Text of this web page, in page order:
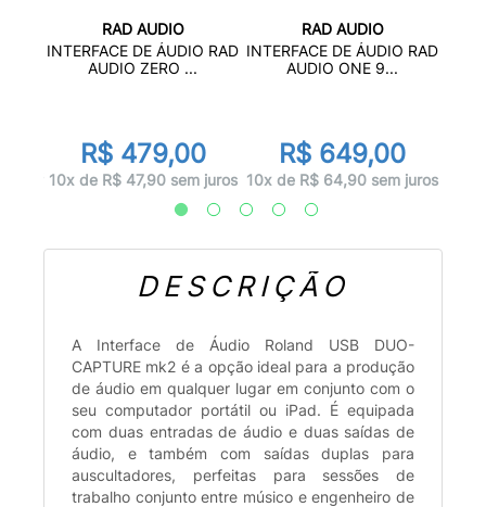
RAD AUDIO
INTERFACE DE ÁUDIO RAD
AUDIO ZERO ...
R$ 479,00
10x de R$ 47,90 sem juros
RAD AUDIO
INTERFACE DE ÁUDIO RAD
AUDIO ONE 9...
R$ 649,00
10x de R$ 64,90 sem juros
DESCRIÇÃO
A Interface de Áudio Roland USB DUO-
CAPTURE mk2 é a opção ideal para a produção
de áudio em qualquer lugar em conjunto com o
seu computador portátil ou iPad. É equipada
com duas entradas de áudio e duas saídas de
áudio, e também com saídas duplas para
auscultadores, perfeitas para sessões de
trabalho conjunto entre músico e engenheiro de